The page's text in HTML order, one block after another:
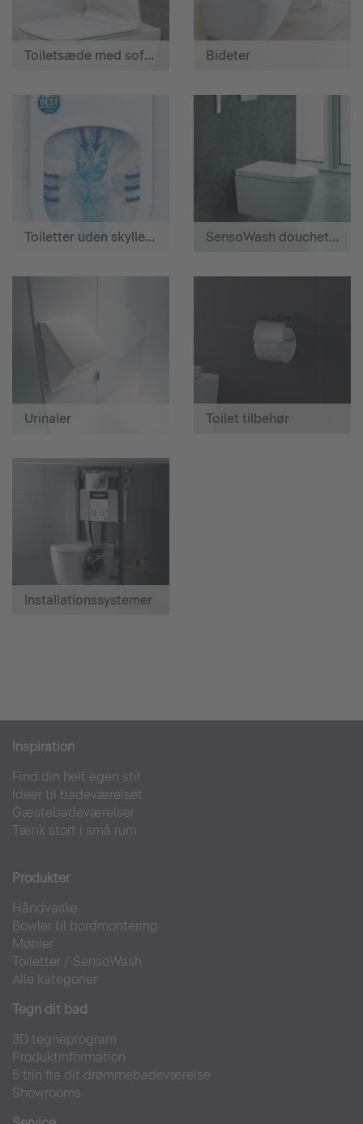
Toiletsæde med softclose Bideter
Toiletter uden skyllerand SensoWash douchetoilet
Urinaler Toilet tilbehør
Installationssystemer
Inspiration
Find din helt egen stil
Ideer til badeværelset
Gæstebadeværelser
Tænk stort i små rum
Produkter
Håndvaske
Bowler til bordmontering
Møbler
Toiletter / SensoWash
Alle kategorier
Tegn dit bad
3D tegneprogram
Produktinformation
5 trin fra dit drømmebadeværelse
Showrooms